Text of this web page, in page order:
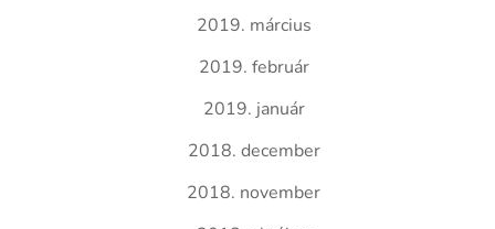
2019. március
2019. február
2019. január
2018. december
2018. november